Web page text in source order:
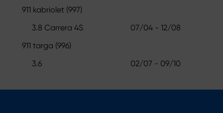
911 kabriolet (997)
3.8 Carrera 4S
07/04 - 12/08
911 targa (996)
3.6
02/07 - 09/10